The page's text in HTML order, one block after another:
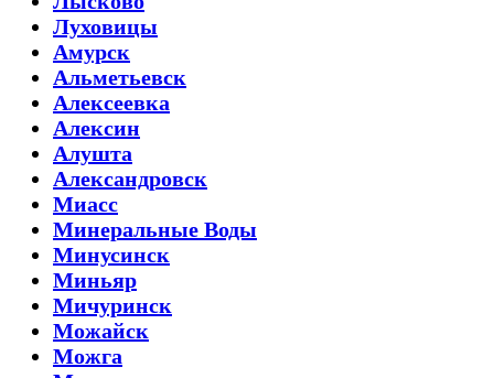
Луховицы
Амурск
Альметьевск
Алексеевка
Алексин
Алушта
Александровск
Миасс
Минеральные Воды
Минусинск
Миньяр
Мичуринск
Можайск
Можга